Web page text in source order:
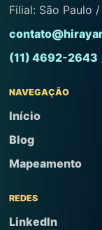
Filial: São Paulo
(11) 4692-2643
NAVEGAÇÃO
Início
Blog
Mapeamento
REDES
LinkedIn